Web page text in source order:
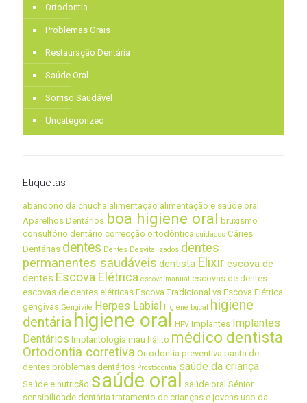
Ortodontia
Problemas Orais
Restauração Dentária
Saúde Oral
Sorriso Saudável
Uncategorized
Etiquetas
abandono da chucha alimentação alimentação e saúde oral
Aparelhos Dentários boa higiene oral bruxismo
consultório dentário correcção ortodôntica cuidados Cáries
Dentárias dentes Dentes Desvitalizados dentes
permanentes saudáveis dentista Elixir escova de
dentes Escova Elétrica escova manual escovas de dentes
escovas de dentes elétricas Escova Tradicional vs Escova Elétrica
gengivas Gengivite Herpes Labial higiene bucal higiene
dentária higiene oral HPV Implantes Implantes
Dentários Implantologia mau hálito médico dentista
Ortodontia corretiva Ortodontia preventiva pasta de
dentes problemas dentários Prostodontia saúde da criança
Saúde e nutrição saúde oral saúde oral Sénior
sensibilidade dentária tratamento de crianças e jovens uso da